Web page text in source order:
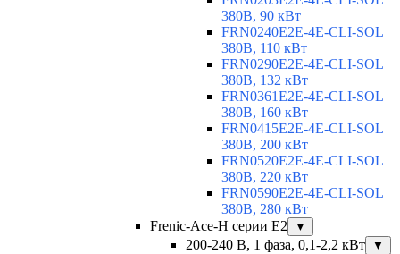
380В, 90 кВт
FRN0240E2E-4E-CLI-SOL
380В, 110 кВт
FRN0290E2E-4E-CLI-SOL
380В, 132 кВт
FRN0361E2E-4E-CLI-SOL
380В, 160 кВт
FRN0415E2E-4E-CLI-SOL
380В, 200 кВт
FRN0520E2E-4E-CLI-SOL
380В, 220 кВт
FRN0590E2E-4E-CLI-SOL
380В, 280 кВт
Frenic-Ace-H серии E2
▼
200-240 В, 1 фаза, 0,1-2,2 кВт ▼